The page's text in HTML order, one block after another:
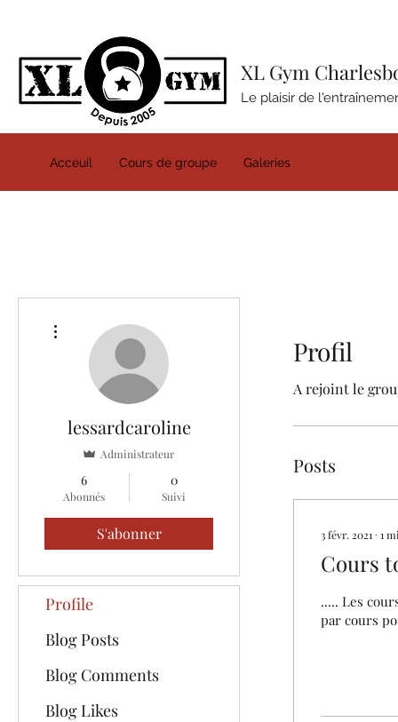
XL Gym
Le plaisir de
Acceuil Cours de groupe Galeries
Profil
A rejoint le
Posts
3 févr. 2021 ∙ 1
Cours
..... Les
par cours
lessardcaroline
Administrateur
6
Abonnés
0
Suivi
S'abonner
Profile
Blog Posts
Blog Comments
Blog Likes